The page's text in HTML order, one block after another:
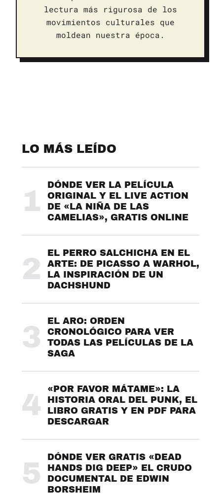
lectura más rigurosa de los
movimientos culturales que
moldean nuestra época.
LO MÁS LEÍDO
1
DÓNDE VER LA PELÍCULA
ORIGINAL Y EL LIVE ACTION
DE «LA NIÑA DE LAS
CAMELIAS», GRATIS ONLINE
2
EL PERRO SALCHICHA EN EL
ARTE: DE PICASSO A WARHOL,
LA INSPIRACIÓN DE UN
DACHSHUND
3
EL ARO: ORDEN
CRONOLÓGICO PARA VER
TODAS LAS PELÍCULAS DE LA
SAGA
4
«POR FAVOR MÁTAME»: LA
HISTORIA ORAL DEL PUNK, EL
LIBRO GRATIS Y EN PDF PARA
DESCARGAR
5
DÓNDE VER GRATIS «DEAD
HANDS DIG DEEP» EL CRUDO
DOCUMENTAL DE EDWIN
BORSHEIM